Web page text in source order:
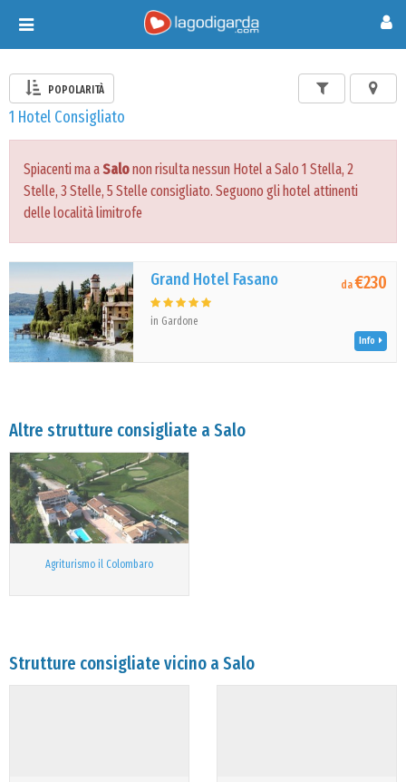
Toggle
navigation
POPOLARITÀ
1 Hotel Consigliato
Spiacenti ma aSalonon risulta nessun Hotel a Salo 1 Stella, 2
Stelle, 3 Stelle, 5 Stelle consigliato. Seguono gli hotel attinenti
delle località limitrofe
Grand Hotel Fasano
in Gardone
da€230
Info
Altre strutture consigliate a Salo
Agriturismo il Colombaro
Strutture consigliate vicino a Salo